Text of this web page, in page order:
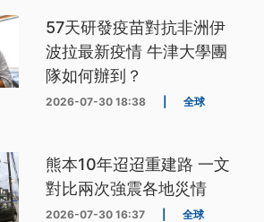
57天研發疫苗對抗非洲伊
波拉最新疫情 牛津大學團
隊如何辦到？
2026-07-30 18:38 全球
熊本10年迢迢重建路 一文
對比兩次強震各地災情
2026-07-30 16:37 全球